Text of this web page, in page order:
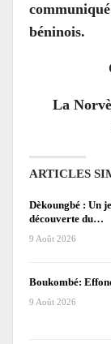
béninois.
La
ARTICLES
Dèkoungbé : Un
découverte du…
9 Août 2026
Boukombé:
9 Août 2026